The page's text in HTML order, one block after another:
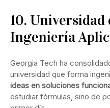
10. Universidad
Ingeniería
Georgia Tech ha
universidad que forma
ideas en soluciones
estudiar fórmulas, sino de